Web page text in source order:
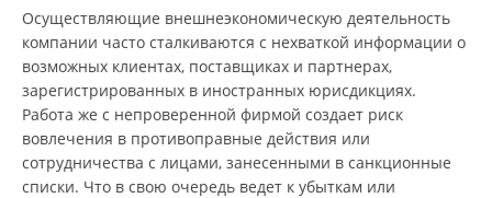
Осуществляющие внешнеэкономическую деятельность
компании часто сталкиваются с нехваткой информации о
возможных клиентах, поставщиках и партнерах,
зарегистрированных в иностранных юрисдикциях.
Работа же с непроверенной фирмой создает риск
вовлечения в противоправные действия или
сотрудничества с лицами, занесенными в санкционные
списки. Что в свою очередь ведет к убыткам или